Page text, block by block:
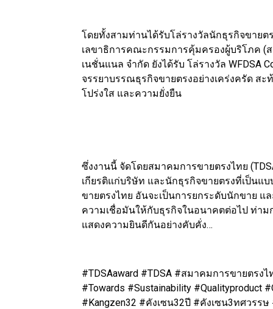
โดยทั้งสามท่านได้รับโล่รางวัลนักธุรกิจขายต
เลขาธิการคณะกรรมการคุ้มครองผู้บริโภค (
เนชั่นแนล จำกัด ยังได้รับ โล่รางวัล WFDSA
จรรยาบรรณธุรกิจขายตรงอย่างเคร่งครัด ส
โปร่งใส และความยั่งยืน
ซึ่งงานนี้ จัดโดยสมาคมการขายตรงไทย
เกียรติแก่บริษัท และนักธุรกิจขายตรงที่เป็นแ
ขายตรงไทย อันจะเป็นการยกระดับนักขาย แ
ความเชื่อมันให้กับธุรกิจในอนาคตต่อไป ท่า
แสดงความยินดีกันอย่างคับคั่ง…
#TDSAaward #TDSA #สมาคมการขายตรง
#Towards #Sustainability #Qualityproduct
#Kangzen32 #คังเซน32ปี #คังเซน3ทศวรรษ